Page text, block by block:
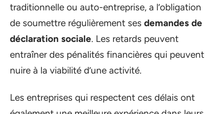
traditionnelle ou auto-entreprise, a l’obligation
de soumettre régulièrement ses demandes de
déclaration sociale. Les retards peuvent
entraîner des pénalités financières qui peuvent
nuire à la viabilité d’une activité.
Les entreprises qui respectent ces délais ont